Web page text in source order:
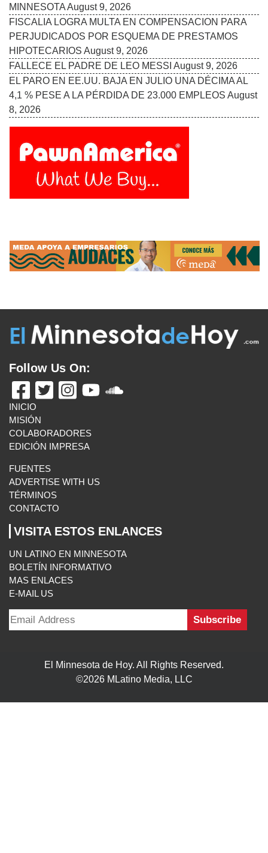
INICIO
FUENTES
ADVERTISE WITH US
CONTACTO
VISITA ESTOS ENLANCES
UN LATINO EN MINNESOTA
BOLETÍN INFORMATIVO
MAS ENLACES
E-MAIL US
©2026 MLatino Media, LLC